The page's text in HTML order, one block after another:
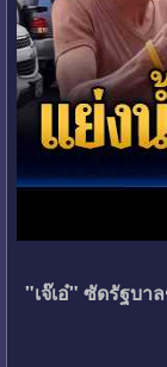
"เจ๊เอ๋" ซัดรัฐบา